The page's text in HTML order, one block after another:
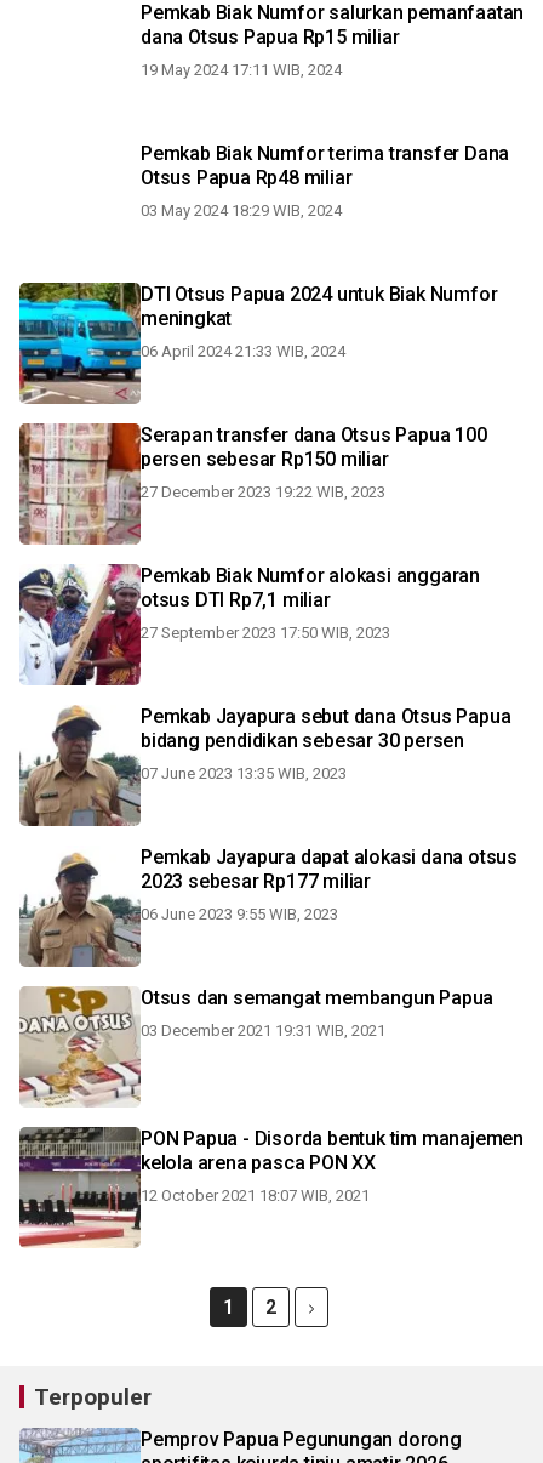
Pemkab Biak Numfor salurkan pemanfaatan
dana Otsus Papua Rp15 miliar
19 May 2024 17:11 WIB, 2024
Pemkab Biak Numfor terima transfer Dana
Otsus Papua Rp48 miliar
03 May 2024 18:29 WIB, 2024
DTI Otsus Papua 2024 untuk Biak Numfor
meningkat
06 April 2024 21:33 WIB, 2024
Serapan transfer dana Otsus Papua 100
persen sebesar Rp150 miliar
27 December 2023 19:22 WIB, 2023
Pemkab Biak Numfor alokasi anggaran
otsus DTI Rp7,1 miliar
27 September 2023 17:50 WIB, 2023
Pemkab Jayapura sebut dana Otsus Papua
bidang pendidikan sebesar 30 persen
07 June 2023 13:35 WIB, 2023
Pemkab Jayapura dapat alokasi dana otsus
2023 sebesar Rp177 miliar
06 June 2023 9:55 WIB, 2023
Otsus dan semangat membangun Papua
03 December 2021 19:31 WIB, 2021
PON Papua - Disorda bentuk tim manajemen
kelola arena pasca PON XX
12 October 2021 18:07 WIB, 2021
1 2
Terpopuler
Pemprov Papua Pegunungan dorong